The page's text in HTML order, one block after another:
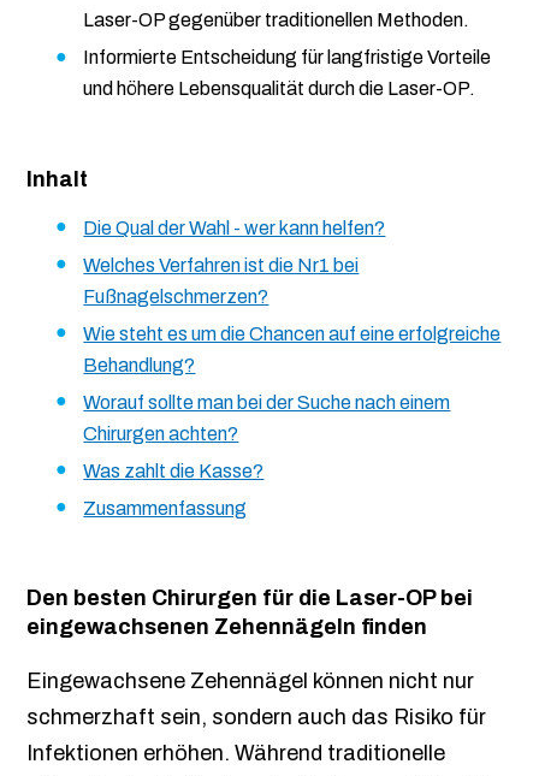
Laser-OP gegenüber traditionellen Methoden.
Informierte Entscheidung für langfristige Vorteile
und höhere Lebensqualität durch die Laser-OP.
Inhalt
Die Qual der Wahl - wer kann helfen?
Welches Verfahren ist die Nr1 bei
Fußnagelschmerzen?
Wie steht es um die Chancen auf eine erfolgreiche
Behandlung?
Worauf sollte man bei der Suche nach einem
Chirurgen achten?
Was zahlt die Kasse?
Zusammenfassung
Den besten Chirurgen für die Laser-OP bei
eingewachsenen Zehennägeln finden
Eingewachsene Zehennägel können nicht nur
schmerzhaft sein, sondern auch das Risiko für
Infektionen erhöhen. Während traditionelle